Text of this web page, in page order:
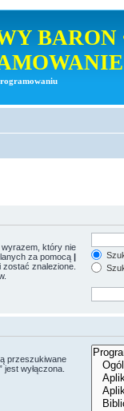
BARON
który nie
za pomocą |
znalezione.
przeszukiwane
wyłączona.